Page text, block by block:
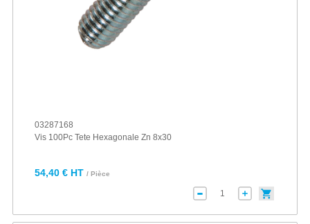
03287168
Vis 100Pc Tete Hexagonale Zn 8x30
54,40 € HT / Pièce